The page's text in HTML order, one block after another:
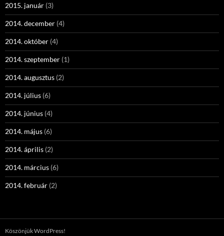
2015. január (3)
2014. december (4)
2014. október (4)
2014. szeptember (1)
2014. augusztus (2)
2014. július (6)
2014. június (4)
2014. május (6)
2014. április (2)
2014. március (6)
2014. február (2)
Köszönjük WordPress!